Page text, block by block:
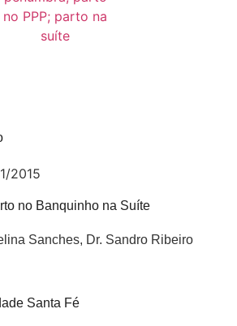
2015
no Banquinho na Suíte
Sanches, Dr. Sandro Ribeiro
Santa Fé